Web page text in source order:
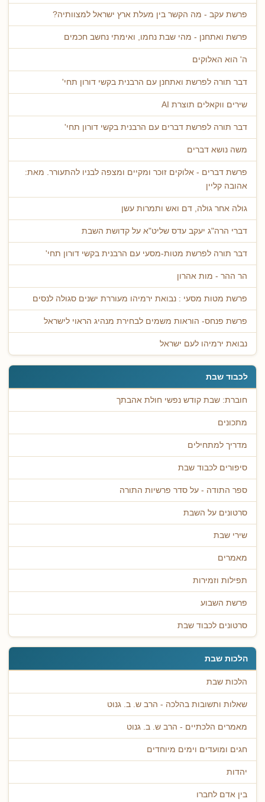
פרשת עקב - מה הקשר בין מעלת ארץ ישראל למצוותיה?
פרשת ואתחנן - מהי שבת נחמו, ואימתי נחשב חכמים
ה' הוא האלוקים
דבר תורה לפרשת ואתחנן עם הרבנית בקשי דורון תחי'
שירים ווקאלים תוצרת AI
דבר תורה לפרשת דברים עם הרבנית בקשי דורון תחי'
משה נושא דברים
פרשת דברים - אלוקים זוכר ומקיים ומצפה לבניו להתעורר. מאת:
אהובה קליין
גולה אחר גולה, דם ואש ותמרות עשן
דברי הרה"ג יעקב עדס שליט"א על קדושת השבת
דבר תורה לפרשת מטות-מסעי עם הרבנית בקשי דורון תחי'
הר ההר - מות אהרון
פרשת מטות מסעי : נבואת ירמיהו מעוררת ישנים סגולה לנסים
פרשת פנחס- הוראות משמים לבחירת מנהיג הראוי לישראל
נבואת ירמיהו לעם ישראל
לכבוד שבת
חוברת: שבת קודש נפשי חולת אהבתך
מתכונים
מדריך למתחילים
סיפורים לכבוד שבת
ספר התודה - על סדר פרשיות התורה
סרטונים על השבת
שירי שבת
מאמרים
תפילות וזמירות
פרשת השבוע
סרטונים לכבוד שבת
הלכות שבת
הלכות שבת
שאלות ותשובות בהלכה - הרב ש. ב. גנוט
מאמרים הלכתיים - הרב ש. ב. גנוט
חגים ומועדים וימים מיוחדים
יהדות
בין אדם לחברו